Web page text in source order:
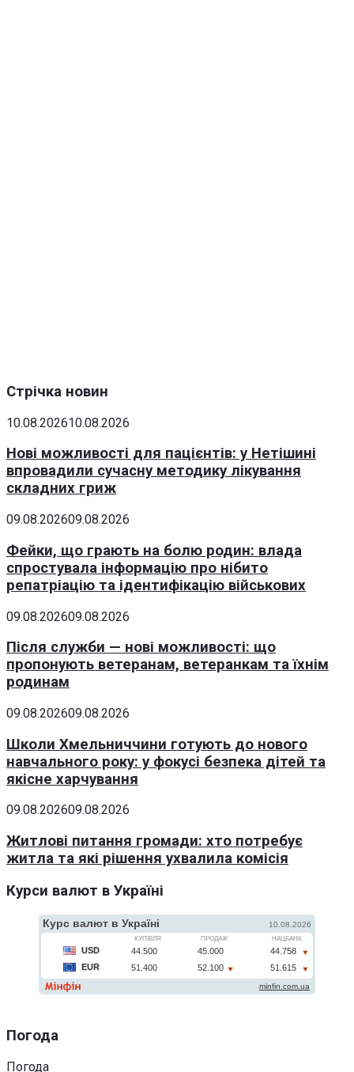
Стрічка новин
10.08.202610.08.2026
Нові можливості для пацієнтів: у Нетішині
впровадили сучасну методику лікування
складних гриж
09.08.202609.08.2026
Фейки, що грають на болю родин: влада
спростувала інформацію про нібито
репатріацію та ідентифікацію військових
09.08.202609.08.2026
Після служби — нові можливості: що
пропонують ветеранам, ветеранкам та їхнім
родинам
09.08.202609.08.2026
Школи Хмельниччини готують до нового
навчального року: у фокусі безпека дітей та
якісне харчування
09.08.202609.08.2026
Житлові питання громади: хто потребує
житла та які рішення ухвалила комісія
Курси валют в Україні
Погода
Погода